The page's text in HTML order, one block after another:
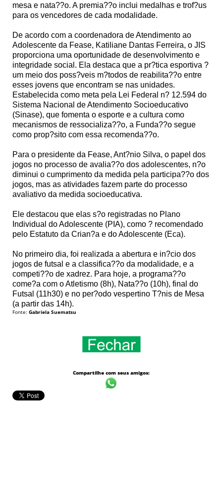
mesa e nata??o. A premia??o inclui medalhas e trof?us
para os vencedores de cada modalidade.
De acordo com a coordenadora de Atendimento ao
Adolescente da Fease, Katiliane Dantas Ferreira, o JIS
proporciona uma oportunidade de desenvolvimento e
integridade social. Ela destaca que a pr?tica esportiva ?
um meio dos poss?veis m?todos de reabilita??o entre
esses jovens que encontram se nas unidades.
Estabelecida como meta pela Lei Federal n? 12.594 do
Sistema Nacional de Atendimento Socioeducativo
(Sinase), que fomenta o esporte e a cultura como
mecanismos de ressocializa??o, a Funda??o segue
como prop?sito com essa recomenda??o.
Para o presidente da Fease, Ant?nio Silva, o papel dos
jogos no processo de avalia??o dos adolescentes, n?o
diminui o cumprimento da medida pela participa??o dos
jogos, mas as atividades fazem parte do processo
avaliativo da medida socioeducativa.
Ele destacou que elas s?o registradas no Plano
Individual do Adolescente (PIA), como ? recomendado
pelo Estatuto da Crian?a e do Adolescente (Eca).
No primeiro dia, foi realizada a abertura e in?cio dos
jogos de futsal e a classifica??o da modalidade, e a
competi??o de xadrez. Para hoje, a programa??o
come?a com o Atletismo (8h), Nata??o (10h), final do
Futsal (11h30) e no per?odo vespertino T?nis de Mesa
(a partir das 14h).
Fonte: Gabriela Suematsu
Compartilhe com seus amigos: